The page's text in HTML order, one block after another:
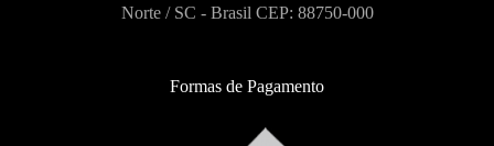
Norte / SC - Brasil CEP: 88750-000
Formas de Pagamento